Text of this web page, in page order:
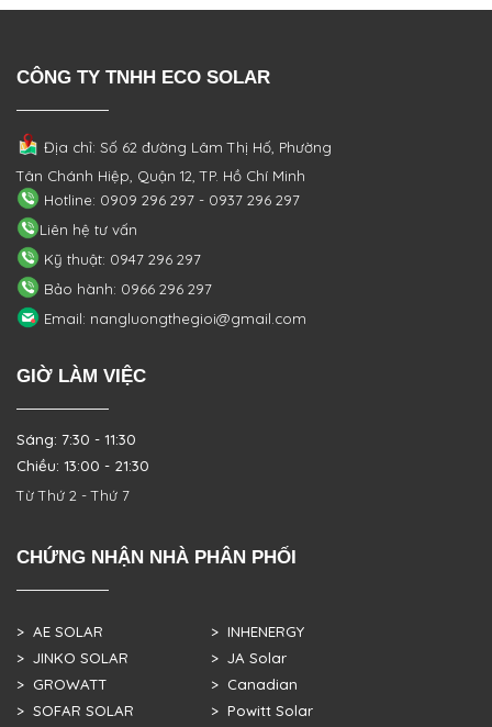
CÔNG TY TNHH ECO SOLAR
Địa chỉ: Số 62 đường Lâm Thị Hố, Phường
Tân Chánh Hiệp, Quận 12, TP. Hồ Chí Minh
Hotline: 0909 296 297 - 0937 296 297
Liên hệ tư vấn
Kỹ thuật: 0947 296 297
Bảo hành: 0966 296 297
Email: nangluongthegioi@gmail.com
GIỜ LÀM VIỆC
Sáng: 7:30 - 11:30
Chiều: 13:00 - 21:30
Từ Thứ 2 - Thứ 7
CHỨNG NHẬN NHÀ PHÂN PHỐI
> AE SOLAR
> JINKO SOLAR
> GROWATT
> SOFAR SOLAR
> INHENERGY
> JA Solar
> Canadian
> Powitt Solar